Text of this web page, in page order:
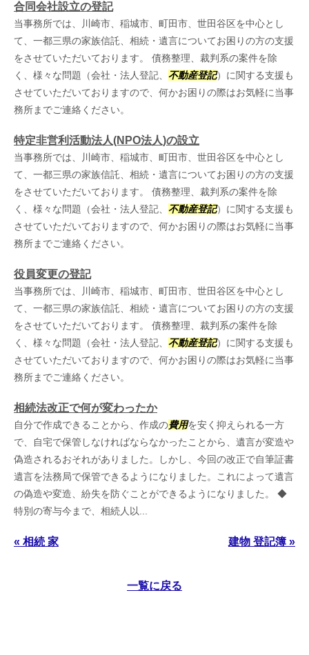
合同会社設立の登記
当事務所では、川崎市、稲城市、町田市、世田谷区を中心とし
て、一都三県の家族信託、相続・遺言についてお困りの方の支援
をさせていただいております。 債務整理、裁判系の案件を除
く、様々な問題（会社・法人登記、 不動産登記）に関する支援も
させていただいておりますので、何かお困りの際はお気軽に当事
務所までご連絡ください。
特定非営利活動法人(NPO法人)の設立
当事務所では、川崎市、稲城市、町田市、世田谷区を中心とし
て、一都三県の家族信託、相続・遺言についてお困りの方の支援
をさせていただいております。 債務整理、裁判系の案件を除
く、様々な問題（会社・法人登記、 不動産登記）に関する支援も
させていただいておりますので、何かお困りの際はお気軽に当事
務所までご連絡ください。
役員変更の登記
当事務所では、川崎市、稲城市、町田市、世田谷区を中心とし
て、一都三県の家族信託、相続・遺言についてお困りの方の支援
をさせていただいております。 債務整理、裁判系の案件を除
く、様々な問題（会社・法人登記、 不動産登記）に関する支援も
させていただいておりますので、何かお困りの際はお気軽に当事
務所までご連絡ください。
相続法改正で何が変わったか
自分で作成できることから、作成の費用を安く抑えられる一方
で、自宅で保管しなければならなかったことから、遺言が変造や
偽造されるおそれがありました。しかし、今回の改正で自筆証書
遺言を法務局で保管できるようになりました。これによって遺言
の偽造や変造、紛失を防ぐことができるようになりました。 ◆
特別の寄与今まで、相続人以...
« 相続 家 建物 登記簿 »
一覧に戻る